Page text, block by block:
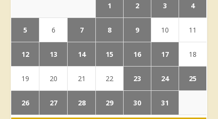
1 2 3 4
5 6 7 8 9 10 11
12 13 14 15 16 17 18
19 20 21 22 23 24 25
26 27 28 29 30 31